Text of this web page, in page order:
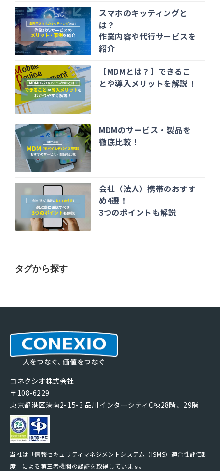
スマホのキッティングと
は？
作業内容や代行サービスを
紹介
【MDMとは？】できるこ
とや導入メリットを解説！
MDMのサービス・製品を
徹底比較！
会社（法人）携帯のおすす
め4選！
3つのポイントも解説
タグから探す
コネクシオ株式会社
〒108-6229
東京都港区港南2-15-3 品川インターシティC棟28階、29階
当社は「情報セキュリティマネジメントシステム（ISMS）適合性評価制
度」による第三者機関の認証を取得しています。